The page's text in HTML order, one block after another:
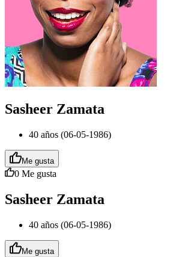
Sasheer Zamata
40 años (06-05-1986)
Me gusta
0 Me gusta
Sasheer Zamata
40 años (06-05-1986)
Me gusta